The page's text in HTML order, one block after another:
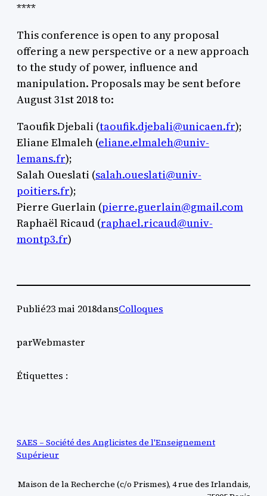
****
This conference is open to any proposal
offering a new perspective or a new approach
to the study of power, influence and
manipulation. Proposals may be sent before
August 31st 2018 to:
Taoufik Djebali (taoufik.djebali@unicaen.fr);
Eliane Elmaleh (eliane.elmaleh@univ-
lemans.fr);
Salah Oueslati (salah.oueslati@univ-
poitiers.fr);
Pierre Guerlain (pierre.guerlain@gmail.com
Raphaël Ricaud (raphael.ricaud@univ-
montp3.fr)
Publié23 mai 2018dansColloques
parWebmaster
Étiquettes :
SAES – Société des Anglicistes de l'Enseignement
Supérieur
Maison de la Recherche (c/o Prismes), 4 rue des Irlandais,